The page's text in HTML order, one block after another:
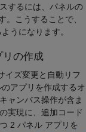
するには、パネルの
。こうすることで、
うになります。
リの作成
イズ変更と自動リフ
アプリを作成するオ
ャンバス操作が含ま
実現に、追加コード
2 パネル アプリを